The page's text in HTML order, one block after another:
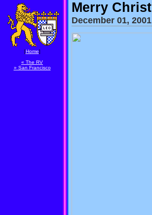
Merry
December 01, 2001
[Home]
« The RV
» San Francisco